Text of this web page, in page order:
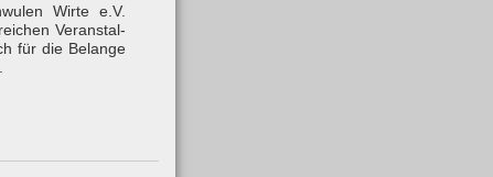
Wirte e.V.
Veran­stal­
für die Belange